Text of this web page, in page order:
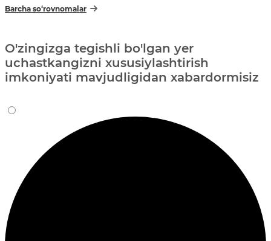
Barcha so‘rovnomalar
O'zingizga tegishli bo'lgan yer
uchastkangizni xususiylashtirish
imkoniyati mavjudligidan xabardormisiz